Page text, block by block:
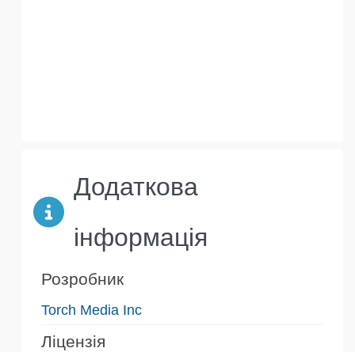
Додаткова
інформація
Розробник
Torch Media Inc
Ліцензія